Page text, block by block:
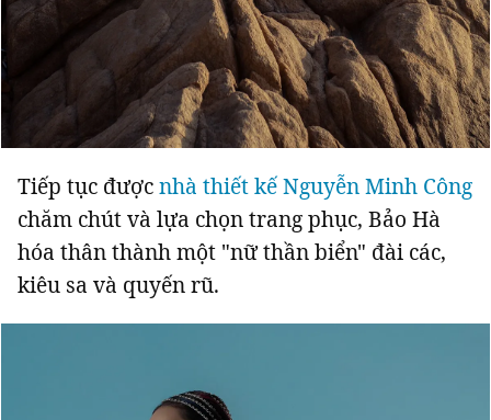
Tiếp tục đượcnhà thiết kế Nguyễn Minh Công
chăm chút và lựa chọn trang phục, Bảo Hà
hóa thân thành một "nữ thần biển" đài các,
kiêu sa và quyến rũ.